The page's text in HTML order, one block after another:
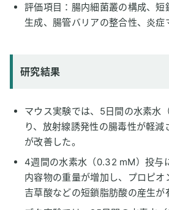
評価項目：腸内細菌叢の構成、短
生成、腸管バリアの整合性、炎症
研究結果
マウス実験では、5日間の水素水
り、放射線誘発性の腸毒性が軽
が改善した。
4週間の水素水（0.32 mM）投与
内容物の重量が増加し、プロピオ
吉草酸などの短鎖脂肪酸の産生が